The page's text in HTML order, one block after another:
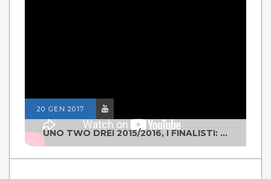
20 GEN 2017
UNO TWO DREI 2015/2016, I FINALISTI: CLASSE IV ALS ISTITUTO "DEGASPERI" BORGO VALSUGANA